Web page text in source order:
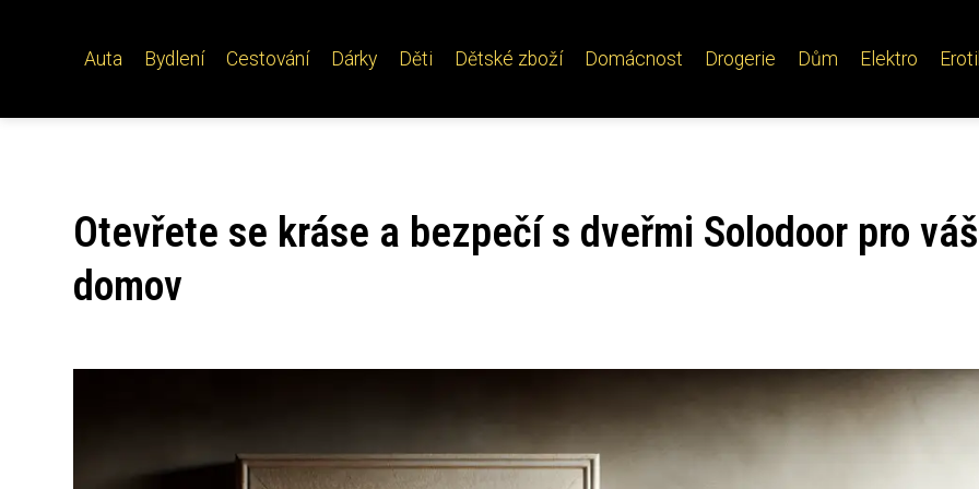
Auta Bydlení Cestování Dárky Děti Dětské zboží Domácnost Drogerie Dům Elektro
Otevřete se kráse a bezpečí s dveřmi Solodoor pro váš
domov